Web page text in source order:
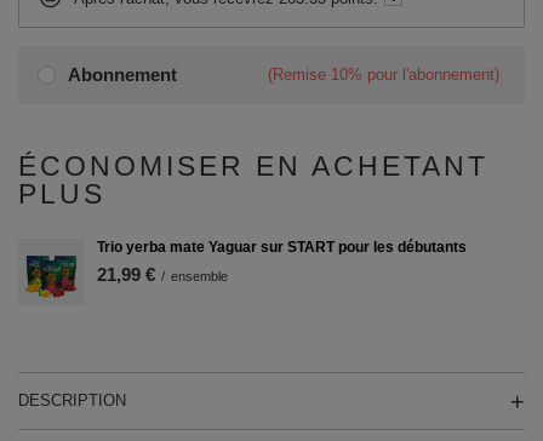
Abonnement (Remise 10% pour l'abonnement)
ÉCONOMISER EN ACHETANT
PLUS
Trio yerba mate Yaguar sur START pour les débutants
21,99 € / ensemble
DESCRIPTION